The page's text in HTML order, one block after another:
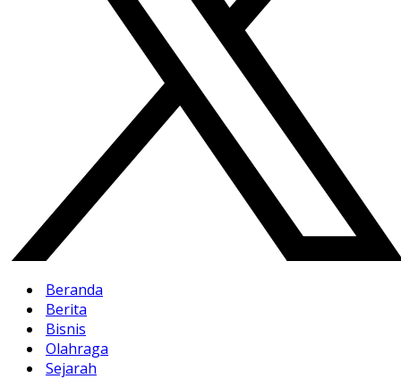
Beranda
Berita
Bisnis
Olahraga
Sejarah